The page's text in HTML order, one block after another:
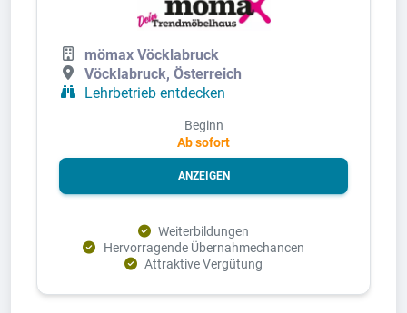
mömax Vöcklabruck
Vöcklabruck, Österreich
Lehrbetrieb entdecken
Beginn
Ab sofort
ANZEIGEN
Weiterbildungen
Hervorragende Übernahmechancen
Attraktive Vergütung